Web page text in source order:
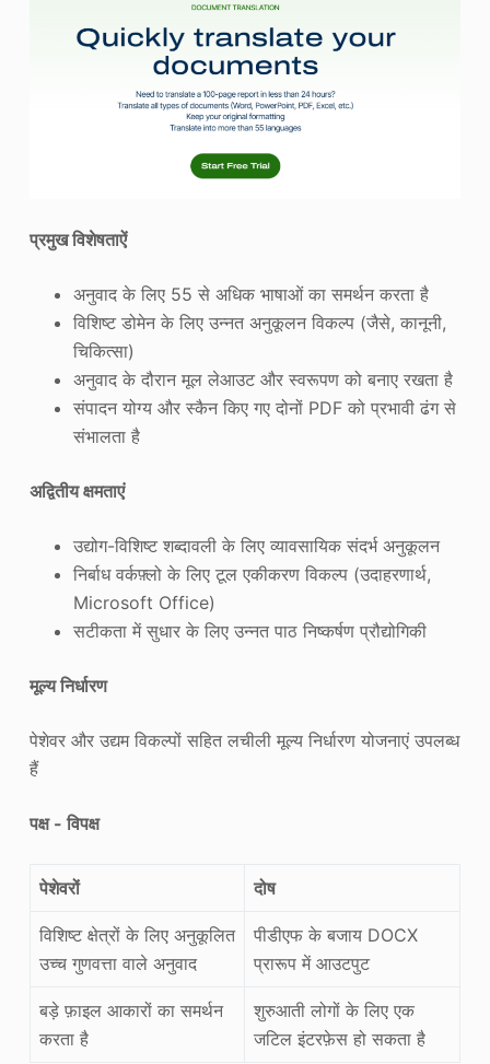
प्रमुख विशेषताऐं
अनुवाद के लिए 55 से अधिक भाषाओं का समर्थन करता है
विशिष्ट डोमेन के लिए उन्नत अनुकूलन विकल्प (जैसे, कानूनी,
चिकित्सा)
अनुवाद के दौरान मूल लेआउट और स्वरूपण को बनाए रखता है
संपादन योग्य और स्कैन किए गए दोनों PDF को प्रभावी ढंग से
संभालता है
अद्वितीय क्षमताएं
उद्योग-विशिष्ट शब्दावली के लिए व्यावसायिक संदर्भ अनुकूलन
निर्बाध वर्कफ़्लो के लिए टूल एकीकरण विकल्प (उदाहरणार्थ,
Microsoft Office)
सटीकता में सुधार के लिए उन्नत पाठ निष्कर्षण प्रौद्योगिकी
मूल्य निर्धारण
पेशेवर और उद्यम विकल्पों सहित लचीली मूल्य निर्धारण योजनाएं उपलब्ध
हैं
पक्ष - विपक्ष
पेशेवरों दोष
विशिष्ट क्षेत्रों के लिए अनुकूलित
उच्च गुणवत्ता वाले अनुवाद
पीडीएफ के बजाय DOCX
प्रारूप में आउटपुट
बड़े फ़ाइल आकारों का समर्थन
करता है
शुरुआती लोगों के लिए एक
जटिल इंटरफ़ेस हो सकता है